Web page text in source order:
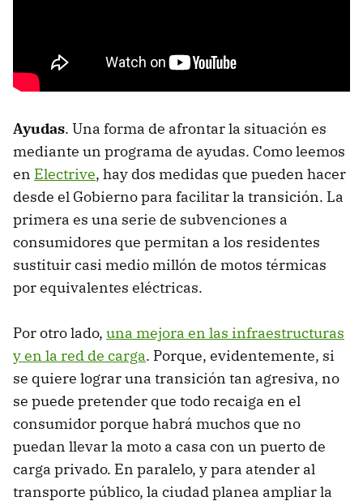
Ayudas. Una forma de afrontar la situación es
mediante un programa de ayudas. Como leemos
en Electrive, hay dos medidas que pueden hacer
desde el Gobierno para facilitar la transición. La
primera es una serie de subvenciones a
consumidores que permitan a los residentes
sustituir casi medio millón de motos térmicas
por equivalentes eléctricas.
Por otro lado, una mejora en las infraestructuras
y en la red de carga. Porque, evidentemente, si
se quiere lograr una transición tan agresiva, no
se puede pretender que todo recaiga en el
consumidor porque habrá muchos que no
puedan llevar la moto a casa con un puerto de
carga privado. En paralelo, y para atender al
transporte público, la ciudad planea ampliar la